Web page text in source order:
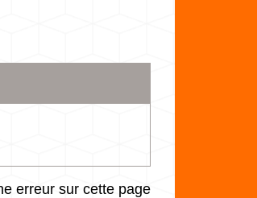
erreur sur cette page